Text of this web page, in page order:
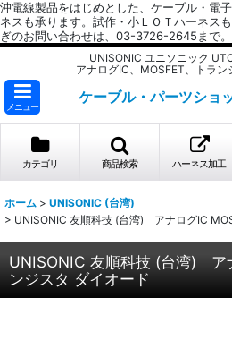
沖電線製品をはじめとした、ケーブル・電
ネスも承ります。試作・小ＬＯＴハーネス
ぎのお問い合わせは、03-3726-2645まで。
UNISONIC ユニソニック
アナログIC、MOSFET、トラン
メニュー
ケーブル・パーツシ
カテゴリ 商品検索 ハーネス加工
ホーム > UNISONIC (台湾)
> UNISONIC 友順科技 (台湾) アナログIC
UNISONIC 友順科技 (台湾) ア
ンジスタ ダイオード